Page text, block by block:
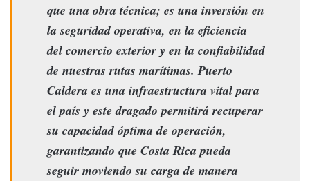
que una obra técnica; es una inversión en
la seguridad operativa, en la eficiencia
del comercio exterior y en la confiabilidad
de nuestras rutas marítimas. Puerto
Caldera es una infraestructura vital para
el país y este dragado permitirá recuperar
su capacidad óptima de operación,
garantizando que Costa Rica pueda
seguir moviendo su carga de manera